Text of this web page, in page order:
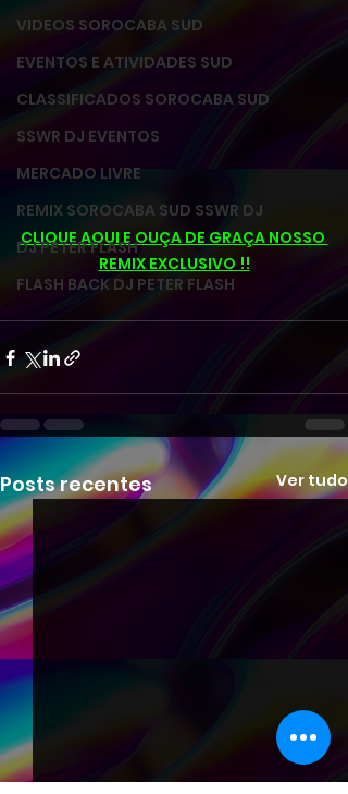
VIDEOS SOROCABA SUD
EVENTOS E ATIVIDADES SUD
CLASSIFICADOS SOROCABA SUD
SSWR DJ EVENTOS
MERCADO LIVRE
REMIX SOROCABA SUD SSWR DJ
DJ PETER FLASH
FLASH BACK DJ PETER FLASH
CLIQUE AQUI E OUÇA DE GRAÇA NOSSO
REMIX EXCLUSIVO !!
Posts recentes Ver tudo